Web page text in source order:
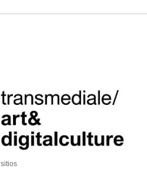
sitios
sitios